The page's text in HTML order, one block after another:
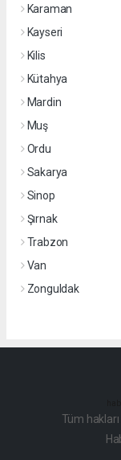
Karaman
Kayseri
Kilis
Kütahya
Mardin
Muş
Ordu
Sakarya
Sinop
Şırnak
Trabzon
Van
Zonguldak
Tüm